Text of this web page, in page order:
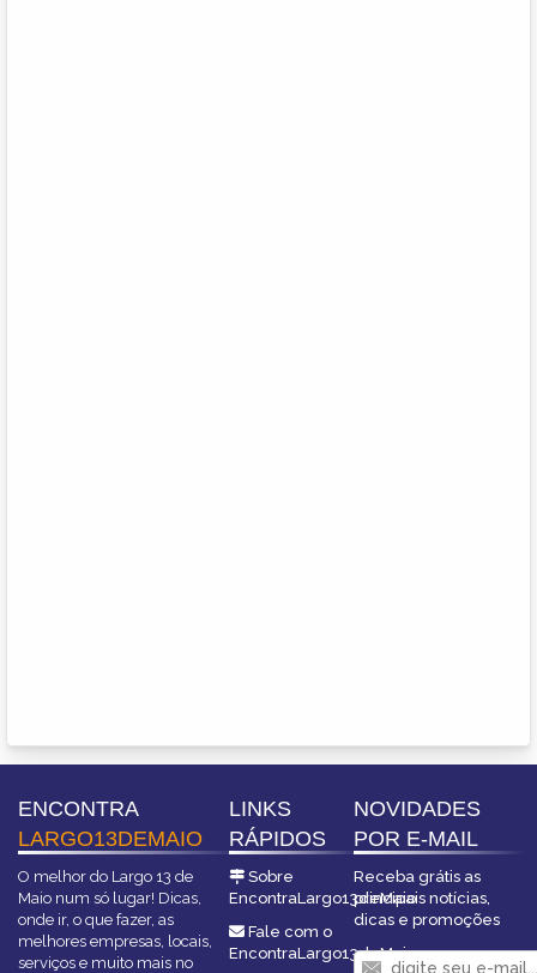
ENCONTRA
LARGO13DEMAIO
O melhor do Largo 13 de
Maio num só lugar! Dicas,
onde ir, o que fazer, as
melhores empresas, locais,
serviços e muito mais no
LINKS
RÁPIDOS
Sobre
EncontraLargo13deMaio
Fale com o
EncontraLargo13deMaio
NOVIDADES
POR E-MAIL
Receba grátis as
principais notícias,
dicas e promoções